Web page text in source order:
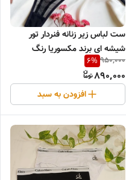
ست لباس زیر زنانه فنردار تور
شیشه ای برند مکسوریا رنگ
مشکی
950,000
6%
890,000
افزودن به سبد